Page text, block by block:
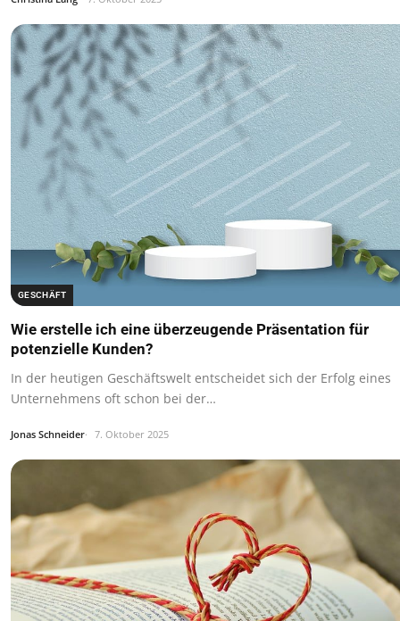
GESCHÄFT
Wie erstelle ich eine überzeugende Präsentation für
potenzielle Kunden?
In der heutigen Geschäftswelt entscheidet sich der Erfolg eines
Unternehmens oft schon bei der…
Jonas Schneider 7. Oktober 2025